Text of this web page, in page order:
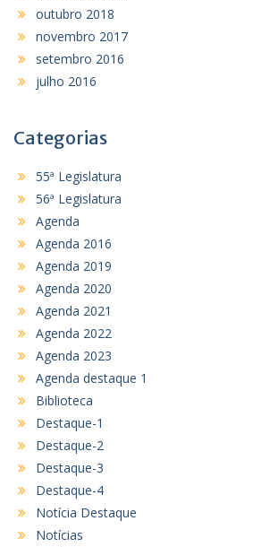
outubro 2018
novembro 2017
setembro 2016
julho 2016
Categorias
55ª Legislatura
56ª Legislatura
Agenda
Agenda 2016
Agenda 2019
Agenda 2020
Agenda 2021
Agenda 2022
Agenda 2023
Agenda destaque 1
Biblioteca
Destaque-1
Destaque-2
Destaque-3
Destaque-4
Notícia Destaque
Notícias